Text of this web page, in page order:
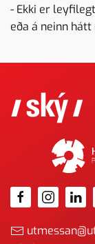
- Ekki er
eða á neinn